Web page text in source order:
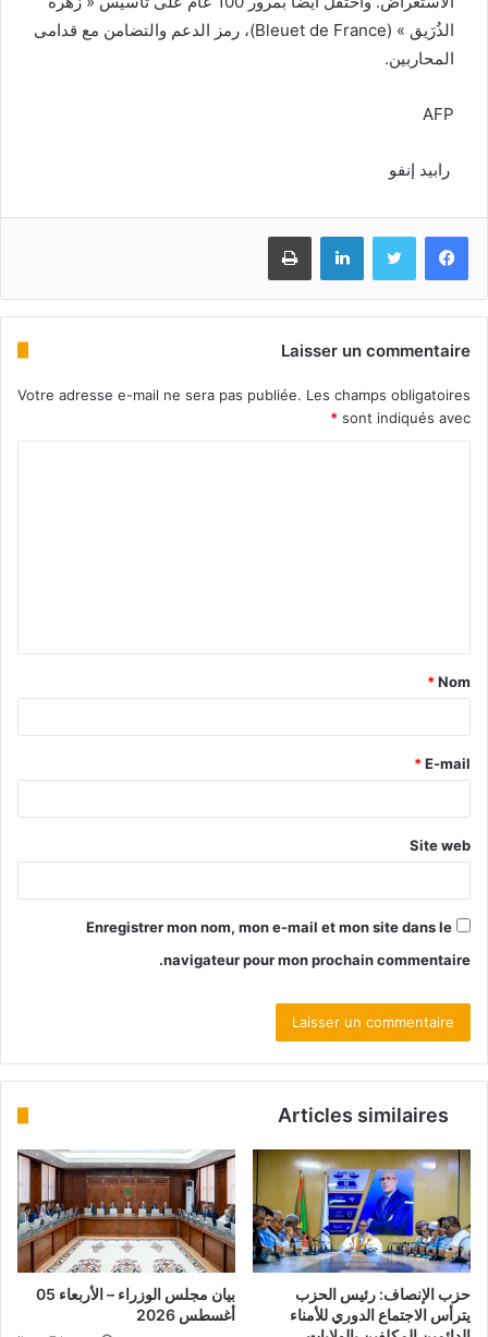
الذُرَيق » (Bleuet de France)، رمز الدعم والتضامن مع قدامى
المحاربين.
AFP
رابيد إنفو
Facebook
Twitter
Linkedin
Imprimer
Laisser un commentaire
Votre adresse e-mail ne sera pas publiée. Les champs obligatoires
sont indiqués avec
*
Nom
*
E-mail
*
Site web
Enregistrer mon nom, mon e-mail et mon site dans le
navigateur pour mon prochain commentaire.
Articles similaires
بيان مجلس الوزراء – الأربعاء 05
أغسطس 2026
حزب الإنصاف: رئيس الحزب
يترأس الاجتماع الدوري للأمناء